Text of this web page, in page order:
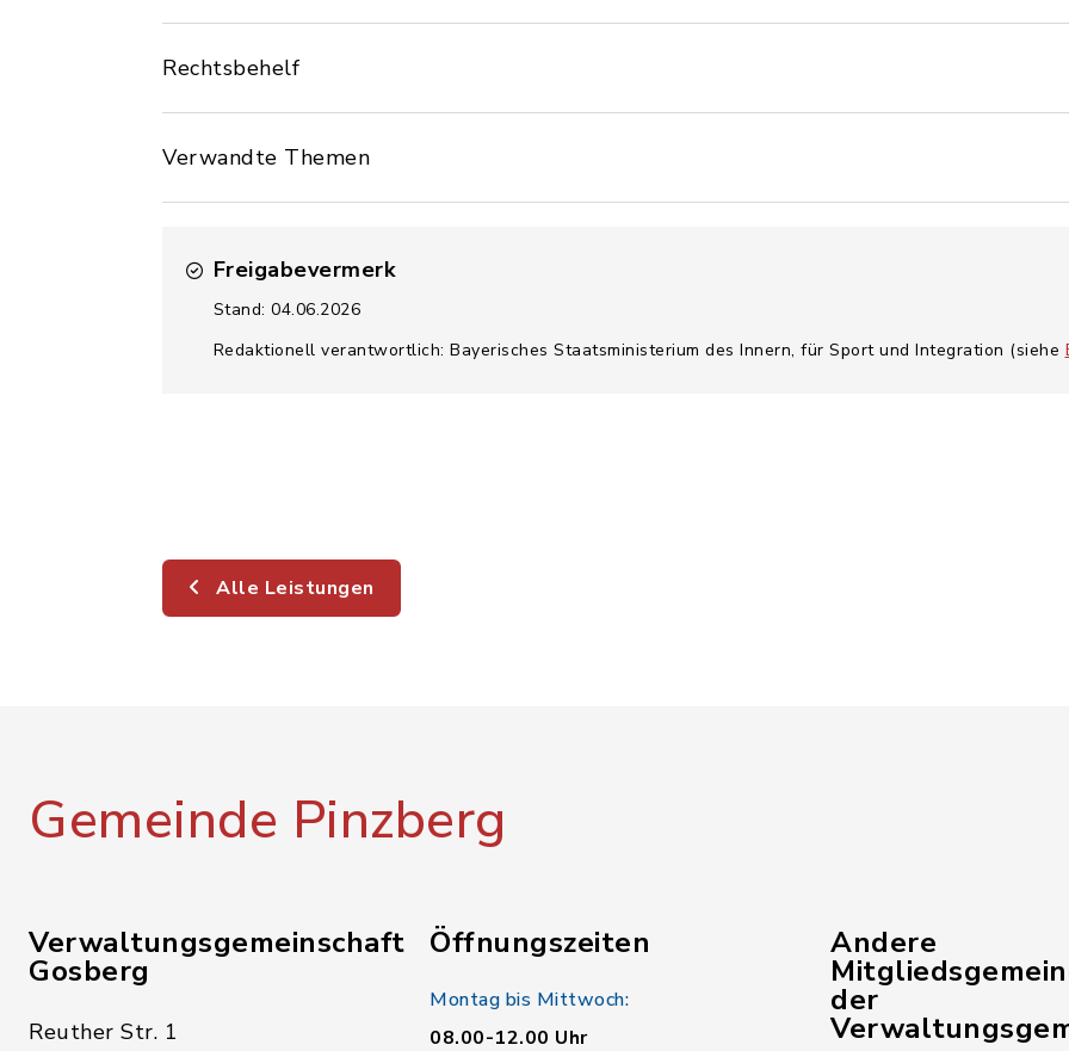
Rechtsbehelf
Verwandte Themen
Freigabevermerk
Stand: 04.06.2026
Redaktionell verantwortlich: Bayerisches Staatsministerium des Innern, für Sport und Integration (siehe
Alle Leistungen
Gemeinde Pinzberg
Verwaltungsgemeinschaft
Gosberg
Reuther Str. 1
Öffnungszeiten
Montag bis Mittwoch:
08.00-12.00 Uhr
Andere
der